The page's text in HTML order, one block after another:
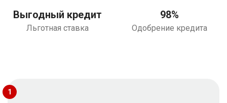
Выгодный кредит
Льготная ставка
98%
Одобрение кредита
1